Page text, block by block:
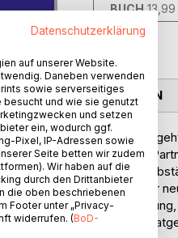
BUCH
nach Nähe in Erfüllung
zur Nähe bereit, wenn der
Spürsinn und eine
allerdings immer wieder
bei der
zeigt dieser lebensnahe
IN PRESSESTIMMEN
Datenschutzerklärung
auf unserer Website.
Daneben verwenden
sowie serverseitiges
besucht und wie sie genutzt
und setzen
ein, wodurch ggf.
Pixel, IP-Adressen sowie
Seite betten wir zudem
Wir haben auf die
durch den Drittanbieter
die oben beschriebenen
Footer unter „Privacy-
widerrufen. (BoD-